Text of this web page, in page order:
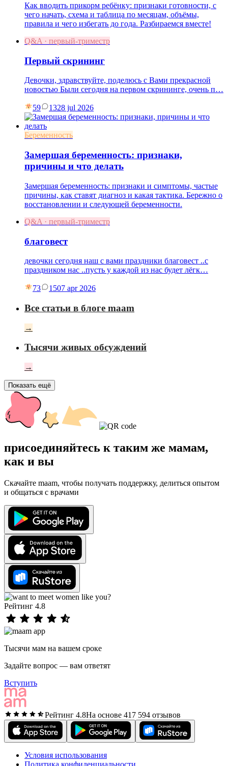
Как вводить прикорм ребёнку: признаки готовности, с
чего начать, схема и таблица по месяцам, объёмы,
правила и чего избегать до года. Разбираемся вместе!
Q&A · первый-триместр
Первый скрининг
Девочки, здравствуйте, поделюсь с Вами прекрасной
новостью Были сегодня на первом скрининге, очень п…
59 1328 jul 2026
Беременность
Замершая беременность: признаки,
причины и что делать
Замершая беременность: признаки и симптомы, частые
причины, как ставят диагноз и какая тактика. Бережно о
восстановлении и следующей беременности.
Q&A · первый-триместр
благовест
девочки сегодня наш с вами праздники благовест ..с
праздником нас ..пусть у каждой из нас будет лёгк…
73 1507 apr 2026
Все статьи в блоге maam
→
Тысячи живых обсуждений
→
Показать ещё
присоединяйтесь к таким же мамам,
как и вы
Скачайте maam, чтобы получать поддержку, делиться опытом
и общаться с врачами
Рейтинг 4.8
Тысячи мам на вашем сроке
Задайте вопрос — вам ответят
Вступить
Рейтинг 4.8На основе 417 594 отзывов
Условия использования
Политика конфиденциальности